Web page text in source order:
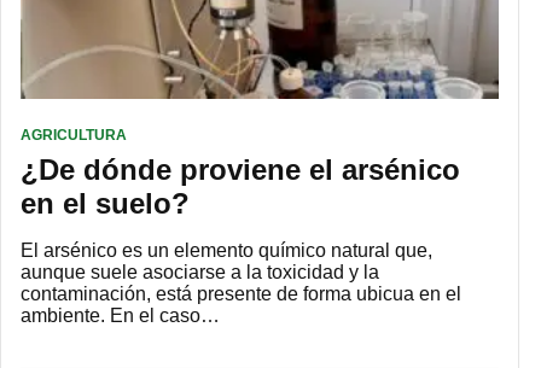
AGRICULTURA
¿De dónde proviene el arsénico
en el suelo?
El arsénico es un elemento químico natural que,
aunque suele asociarse a la toxicidad y la
contaminación, está presente de forma ubicua en el
ambiente. En el caso…